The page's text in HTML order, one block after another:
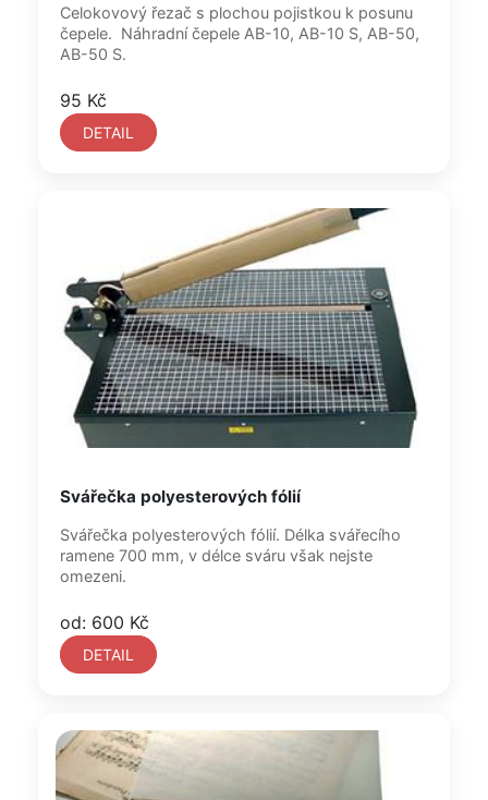
Celokovový řezač s plochou pojistkou k posunu
čepele. Náhradní čepele AB-10, AB-10 S, AB-50,
AB-50 S.
95 Kč
DETAIL
Svářečka polyesterových fólií
Svářečka polyesterových fólií. Délka svářecího
ramene 700 mm, v délce sváru však nejste
omezeni.
od: 600 Kč
DETAIL